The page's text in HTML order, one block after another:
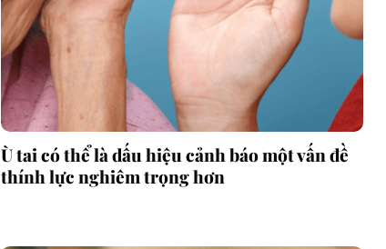
Ù tai có thể là dấu hiệu cảnh báo một vấn đề
thính lực nghiêm trọng hơn